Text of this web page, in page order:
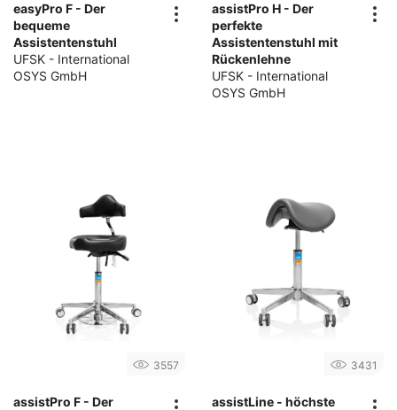
easyPro F - Der
bequeme
Assistentenstuhl
UFSK - International
OSYS GmbH
assistPro H - Der
perfekte
Assistentenstuhl mit
Rückenlehne
UFSK - International
OSYS GmbH
3557
assistPro F - Der
3431
assistLine - höchste